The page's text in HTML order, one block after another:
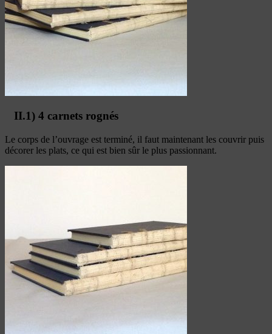
II.1) 4 carnets rognés
Le corps de l’ouvrage est terminé, il faut maintenant les couvrir puis
décorer les plats, ce qui est bien sûr le plus passionnant.